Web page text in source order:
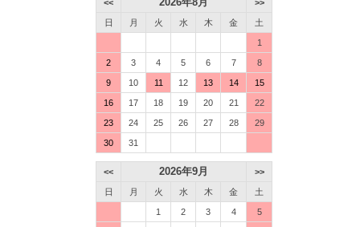
<< >>
日 月 火 水 木 金 土
1
2 3 4 5 6 7 8
9 10 11 12 13 14 15
16 17 18 19 20 21 22
23 24 25 26 27 28 29
30 31
<< 2026年9月 >>
日 月 火 水 木 金 土
1 2 3 4 5